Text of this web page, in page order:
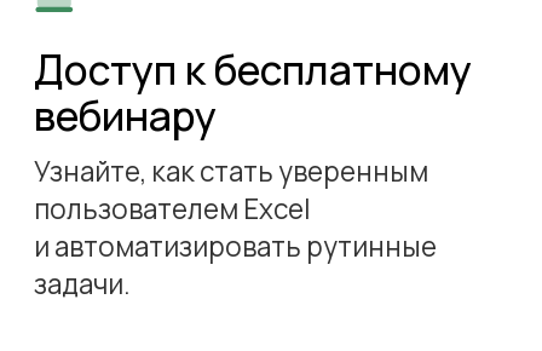
Аналитик
«Excel — не просто таблицы.
Это инструмент, который помогает
экономить время и быть
эффективнее»
Максименко